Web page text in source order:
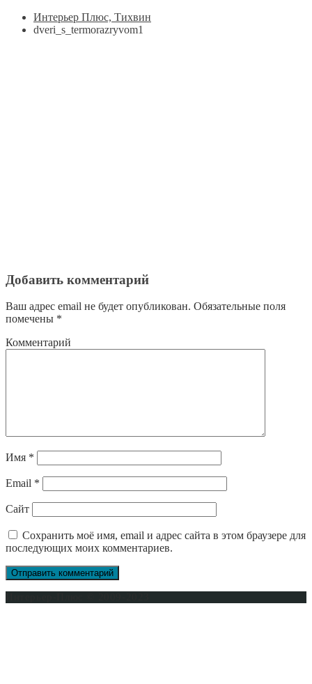
Интерьер Плюс, Тихвин
dveri_s_termorazryvom1
Добавить комментарий
Ваш адрес email не будет опубликован. Обязательные поля
помечены *
Комментарий
Имя *
Email *
Сайт
Сохранить моё имя, email и адрес сайта в этом браузере для
последующих моих комментариев.